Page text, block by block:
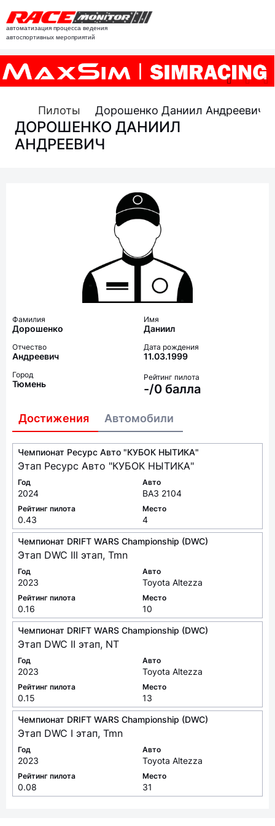
автоматизация процесса ведения
автоспортивных мероприятий
Пилоты Дорошенко Даниил Андреевич
ДОРОШЕНКО ДАНИИЛ
АНДРЕЕВИЧ
Фамилия
Дорошенко
Имя
Даниил
Отчество
Андреевич
Дата рождения
11.03.1999
Город
Тюмень
Рейтинг пилота
-/0 балла
Достижения Автомобили
Чемпионат Ресурс Авто "КУБОК НЫТИКА"
Этап Ресурс Авто "КУБОК НЫТИКА"
Год
2024
Авто
ВАЗ 2104
Рейтинг пилота
0.43
Место
4
Чемпионат DRIFT WARS Championship (DWC)
Этап DWC III этап, Tmn
Год
2023
Авто
Toyota Altezza
Рейтинг пилота
0.16
Место
10
Чемпионат DRIFT WARS Championship (DWC)
Этап DWC II этап, NT
Год
2023
Авто
Toyota Altezza
Рейтинг пилота
0.15
Место
13
Чемпионат DRIFT WARS Championship (DWC)
Этап DWC I этап, Tmn
Год
2023
Авто
Toyota Altezza
Рейтинг пилота
0.08
Место
31